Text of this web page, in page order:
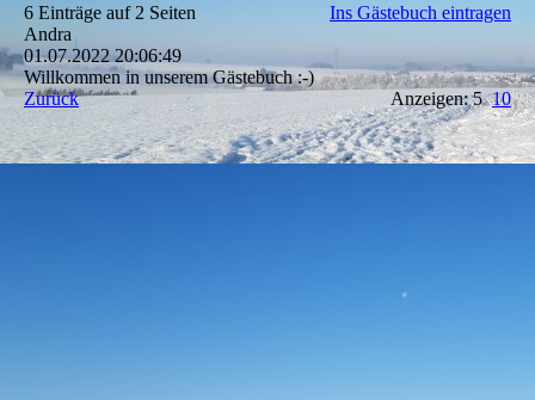
6 Einträge auf 2 Seiten
Ins Gästebuch eintragen
Andra
01.07.2022 20:06:49
Willkommen in unserem Gästebuch :-)
Zurück
Anzeigen: 510